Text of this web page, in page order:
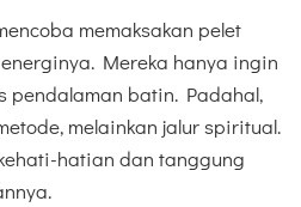
memaksakan pelet
Mereka hanya ingin
pendalaman batin. Padahal,
melainkan jalur spiritual.
hatian dan tanggung